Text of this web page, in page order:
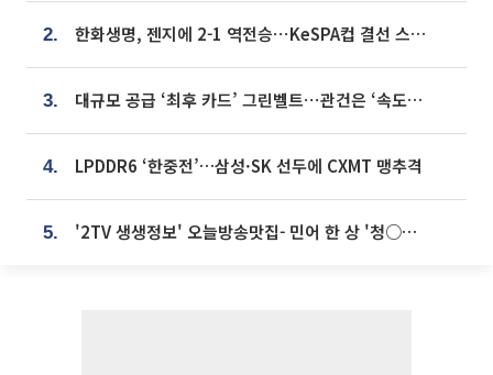
2. 한화생명, 젠지에 2-1 역전승⋯KeSPA컵 결선 스테이지 2 직행
3. 대규모 공급 ‘최후 카드’ 그린벨트⋯관건은 ‘속도’ [주택공급 승부수의 조건]
4. LPDDR6 ‘한중전’…삼성·SK 선두에 CXMT 맹추격
5. '2TV 생생정보' 오늘방송맛집- 민어 한 상 '청○○○' vs 전복 한 상 '명○'